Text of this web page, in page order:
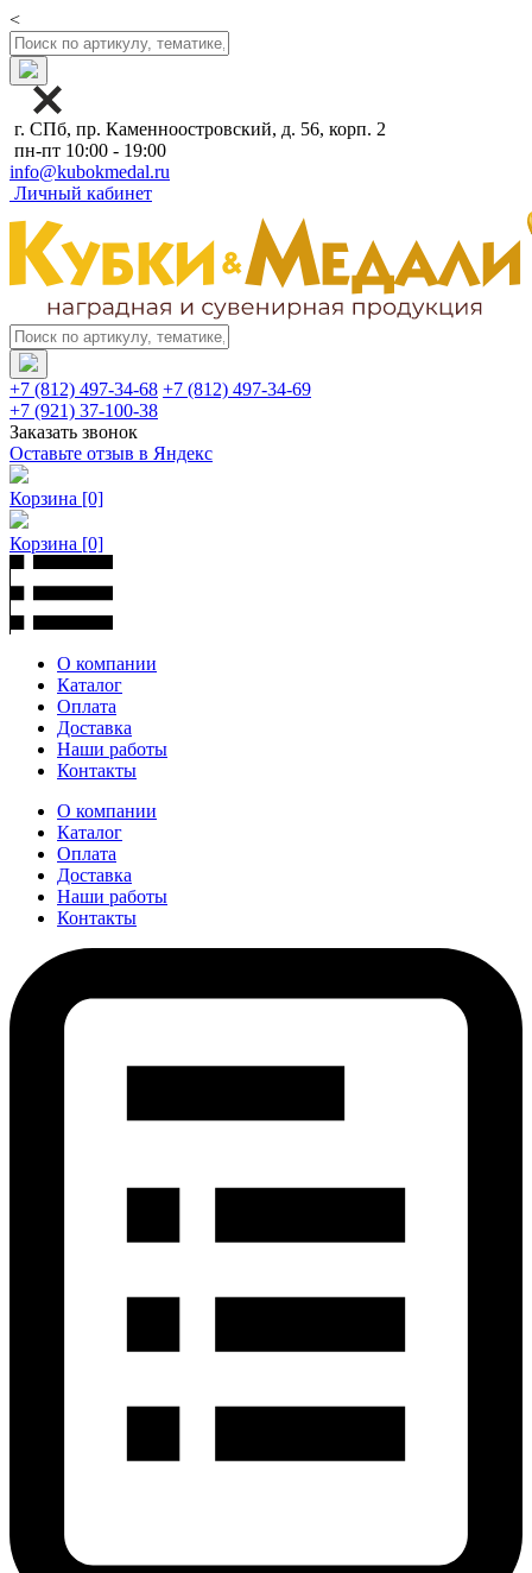
<
г. СПб, пр. Каменноостровский, д. 56, корп. 2
пн-пт 10:00 - 19:00
info@kubokmedal.ru
Личный кабинет
+7 (812) 497-34-68 +7 (812) 497-34-69
+7 (921) 37-100-38
Заказать звонок
Оставьте отзыв в Яндекс
Корзина [0]
Корзина [0]
О компании
Каталог
Оплата
Доставка
Наши работы
Контакты
О компании
Каталог
Оплата
Доставка
Наши работы
Контакты